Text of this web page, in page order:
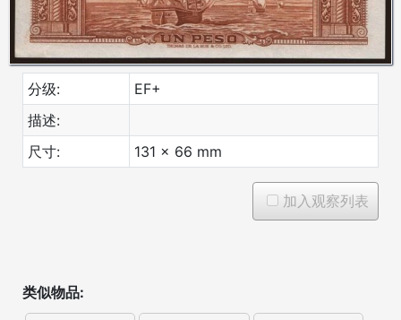
分级:
EF+
描述:
尺寸:
131 x 66 mm
加入观察列表
类似物品: